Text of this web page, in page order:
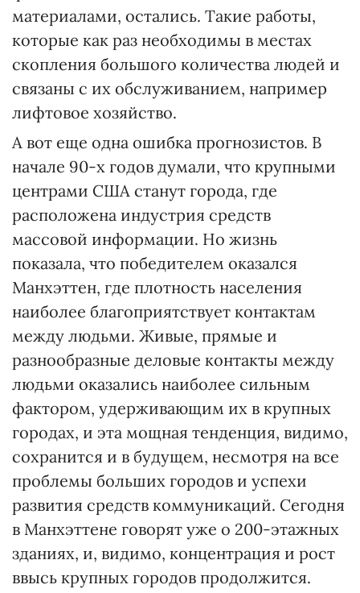
материалами, остались. Такие работы,
которые как раз необходимы в местах
скопления большого количества людей и
связаны с их обслуживанием, например
лифтовое хозяйство.
А вот еще одна ошибка прогнозистов. В
начале 90-х годов думали, что крупными
центрами США станут города, где
расположена индустрия средств
массовой информации. Но жизнь
показала, что победителем оказался
Манхэттен, где плотность населения
наиболее благоприятствует контактам
между людьми. Живые, прямые и
разнообразные деловые контакты между
людьми оказались наиболее сильным
фактором, удерживающим их в крупных
городах, и эта мощная тенденция, видимо,
сохранится и в будущем, несмотря на все
проблемы больших городов и успехи
развития средств коммуникаций. Сегодня
в Манхэттене говорят уже о 200-этажных
зданиях, и, видимо, концентрация и рост
ввысь крупных городов продолжится.